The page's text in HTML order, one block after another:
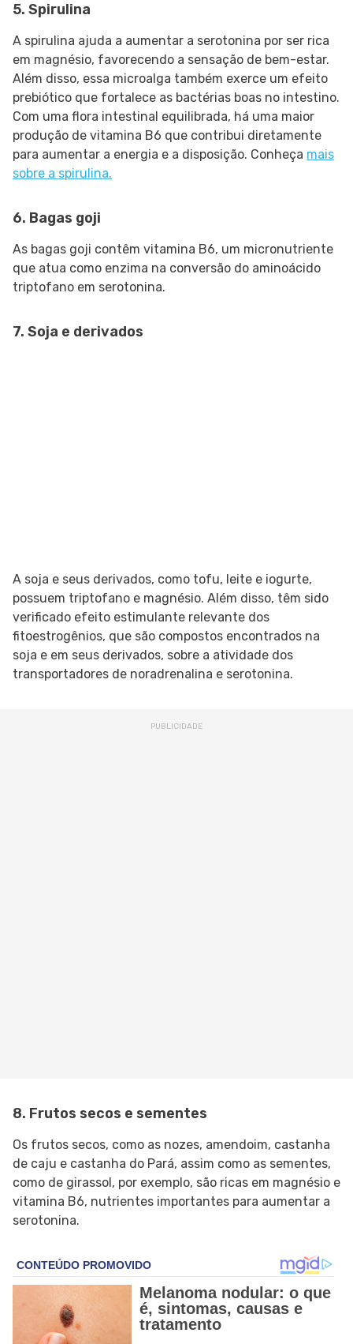
5. Spirulina
A spirulina ajuda a aumentar a serotonina por ser rica
em magnésio, favorecendo a sensação de bem-estar.
Além disso, essa microalga também exerce um efeito
prebiótico que fortalece as bactérias boas no intestino.
Com uma flora intestinal equilibrada, há uma maior
produção de vitamina B6 que contribui diretamente
para aumentar a energia e a disposição. Conheça mais
sobre a spirulina.
6. Bagas goji
As bagas goji contêm vitamina B6, um micronutriente
que atua como enzima na conversão do aminoácido
triptofano em serotonina.
7. Soja e derivados
A soja e seus derivados, como tofu, leite e iogurte,
possuem triptofano e magnésio. Além disso, têm sido
verificado efeito estimulante relevante dos
fitoestrogênios, que são compostos encontrados na
soja e em seus derivados, sobre a atividade dos
transportadores de noradrenalina e serotonina.
8. Frutos secos e sementes
Os frutos secos, como as nozes, amendoim, castanha
de caju e castanha do Pará, assim como as sementes,
como de girassol, por exemplo, são ricas em magnésio e
vitamina B6, nutrientes importantes para aumentar a
serotonina.